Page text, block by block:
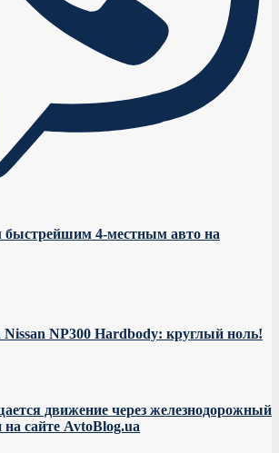
быстрейшим 4-местным авто на
NP300 Hardbody: круглый ноль!
движение через железнодорожный
сайте AvtoBlog.ua